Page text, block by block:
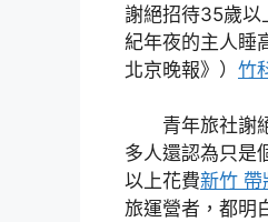
謝絕招待35歲以
紀年夜的主人睡
北京晚報》） 竹
青年旅社謝
多人還認為只是
以上花費新竹 帶
旅運營者，都明